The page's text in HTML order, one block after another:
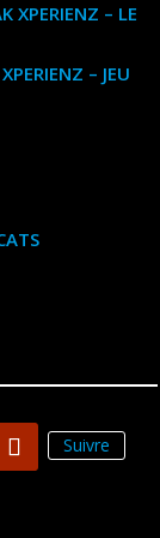
XPERIENZ – LE
– JEU
Suivre